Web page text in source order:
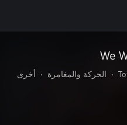
We
• الحركة والمغامرة •
أخرى